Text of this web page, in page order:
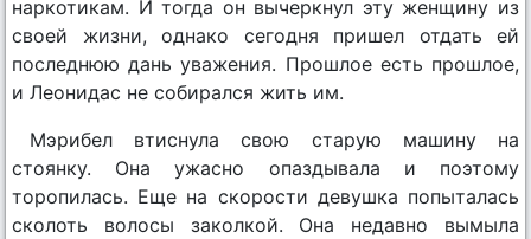
наркотикам. И тогда он вычеркнул эту женщину из
своей жизни, однако сегодня пришел отдать ей
последнюю дань уважения. Прошлое есть прошлое,
и Леонидас не собирался жить им.
Мэрибел втиснула свою старую машину на
стоянку. Она ужасно опаздывала и поэтому
торопилась. Еще на скорости девушка попыталась
сколоть волосы заколкой. Она недавно вымыла